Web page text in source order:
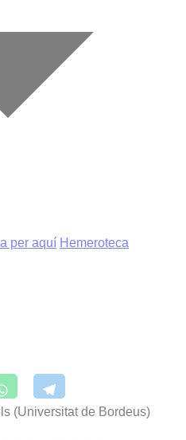
per aquí Hemeroteca
(Universitat de Bordeus)